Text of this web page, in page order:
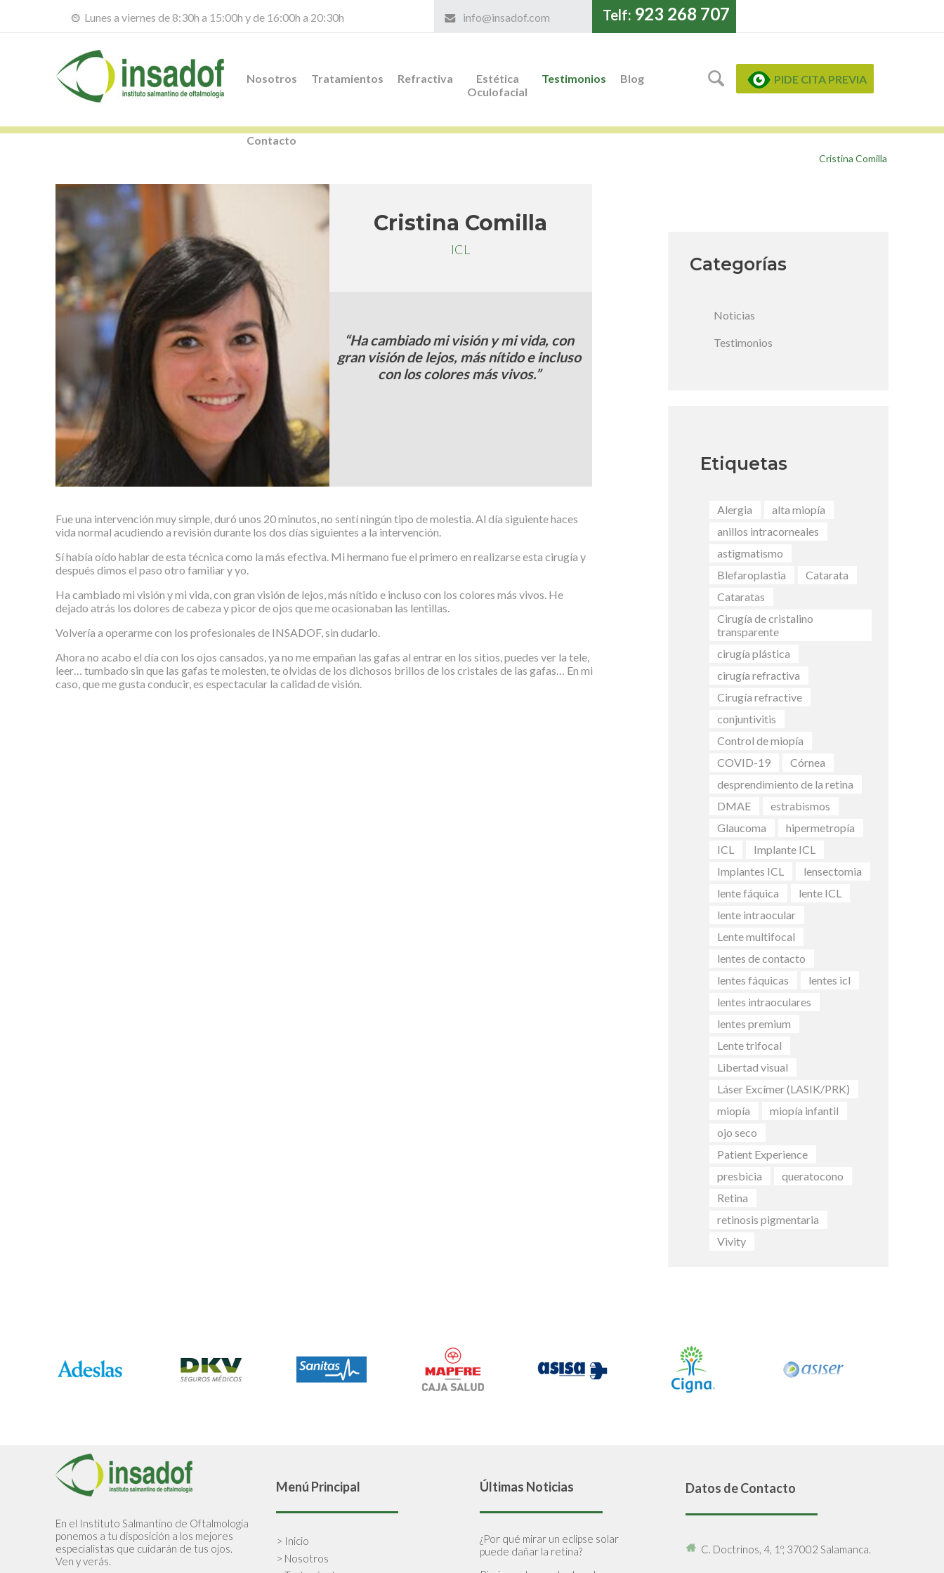
Lunes a viernes de 8:30h a 15:00h y de 16:00h a 20:30h info@insadof.com Telf: 923 268 707
Nosotros Tratamientos Refractiva
Estética
Oculofacial
Testimonios Blog
Contacto
PIDE CITA PREVIA
Cristina Comilla
Cristina Comilla
ICL
“Ha cambiado mi visión y mi vida, con
gran visión de lejos, más nítido e incluso
con los colores más vivos.”
Fue una intervención muy simple, duró unos 20 minutos, no sentí ningún tipo de molestia. Al día siguiente haces
vida normal acudiendo a revisión durante los dos días siguientes a la intervención.
Sí había oído hablar de esta técnica como la más efectiva. Mi hermano fue el primero en realizarse esta cirugía y
después dimos el paso otro familiar y yo.
Ha cambiado mi visión y mi vida, con gran visión de lejos, más nítido e incluso con los colores más vivos. He
dejado atrás los dolores de cabeza y picor de ojos que me ocasionaban las lentillas.
Volvería a operarme con los profesionales de INSADOF, sin dudarlo.
Ahora no acabo el día con los ojos cansados, ya no me empañan las gafas al entrar en los sitios, puedes ver la tele,
leer… tumbado sin que las gafas te molesten, te olvidas de los dichosos brillos de los cristales de las gafas… En mi
caso, que me gusta conducir, es espectacular la calidad de visión.
Categorías
Noticias
Testimonios
Etiquetas
Alergia
alta miopía
anillos intracorneales
astigmatismo
Blefaroplastia
Catarata
Cataratas
Cirugía de cristalino
transparente
cirugía plástica
cirugía refractiva
Cirugía refractive
conjuntivitis
Control de miopía
COVID-19
Córnea
desprendimiento de la retina
DMAE
estrabismos
Glaucoma
hipermetropía
ICL
Implante ICL
Implantes ICL
lensectomia
lente fáquica
lente ICL
lente intraocular
Lente multifocal
lentes de contacto
lentes fáquicas
lentes icl
lentes intraoculares
lentes premium
Lente trifocal
Libertad visual
Láser Excímer (LASIK/PRK)
miopía
miopía infantil
ojo seco
Patient Experience
presbicia
queratocono
Retina
retinosis pigmentaria
Vivity
En el Instituto Salmantino de Oftalmología
ponemos a tu disposición a los mejores
especialistas que cuidarán de tus ojos.
Ven y verás.
Menú Principal
> Inicio
> Nosotros
Últimas Noticias
¿Por qué mirar un eclipse solar
puede dañar la retina?
Datos de Contacto
C. Doctrinos, 4, 1º, 37002 Salamanca.